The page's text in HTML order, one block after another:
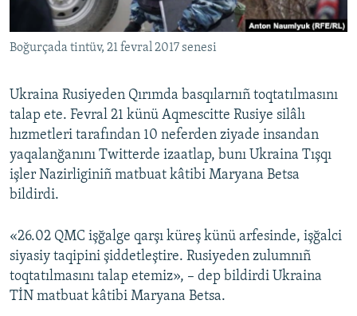
QOŞULIÑIZ!
RFE/RS bütün saytları
Boğurçada tintüv, 21 fevral 2017 senesi
Ukraina Rusiyeden Qırımda basqılarnıñ toqtatılmasını
talap ete. Fevral 21 künü Aqmescitte Rusiye silâlı
hızmetleri tarafından 10 neferden ziyade insandan
yaqalanğanını Twitterde izaatlap, bunı Ukraina Tışqı
işler Nazirliginiñ matbuat kâtibi Maryana Betsa
bildirdi.
«26.02 QMC işğalge qarşı küreş künü arfesinde, işğalci
siyasiy taqipini şiddetleştire. Rusiyeden zulumnıñ
toqtatılmasını talap etemiz», – dep bildirdi Ukraina
TİN matbuat kâtibi Maryana Betsa.